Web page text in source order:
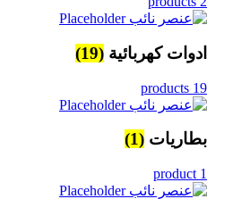
ادوات كهربائية (19)
19 products
بطاريات (1)
1 product